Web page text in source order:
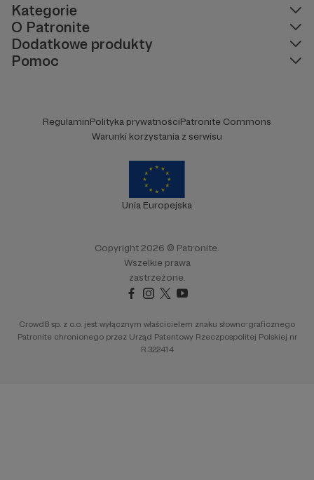
Kategorie
O Patronite
Dodatkowe produkty
Pomoc
RegulaminPolityka prywatnościPatronite Commons
Warunki korzystania z serwisu
Unia Europejska
Copyright 2026 © Patronite.
Wszelkie prawa
zastrzeżone.
Crowd8 sp. z o.o. jest wyłącznym właścicielem znaku słowno-graficznego
Patronite chronionego przez Urząd Patentowy Rzeczpospolitej Polskiej nr
R.322414